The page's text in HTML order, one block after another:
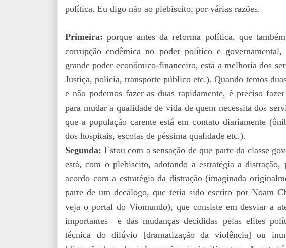
política. Eu digo não ao plebiscito, por várias razões.
Primeira: porque antes da reforma política, que
corrupção endêmica no poder político e
grande poder econômico-financeiro, está a melhoria dos
Justiça, polícia, transporte público etc.). Quando temos
e não podemos fazer as duas rapidamente, é preciso
para mudar a qualidade de vida de quem necessita dos
que a população carente está em contato diariamente
dos hospitais, escolas de péssima qualidade etc.).
Segunda: Estou com a sensação de que parte da classe
está, com o plebiscito, adotando a estratégia a
acordo com a estratégia da distração (imaginada
parte de um decálogo, que teria sido escrito por Noam
veja o portal do Viomundo), que consiste em desviar a
importantes e das mudanças decididas pelas elites
técnica do dilúvio [dramatização da violência] ou